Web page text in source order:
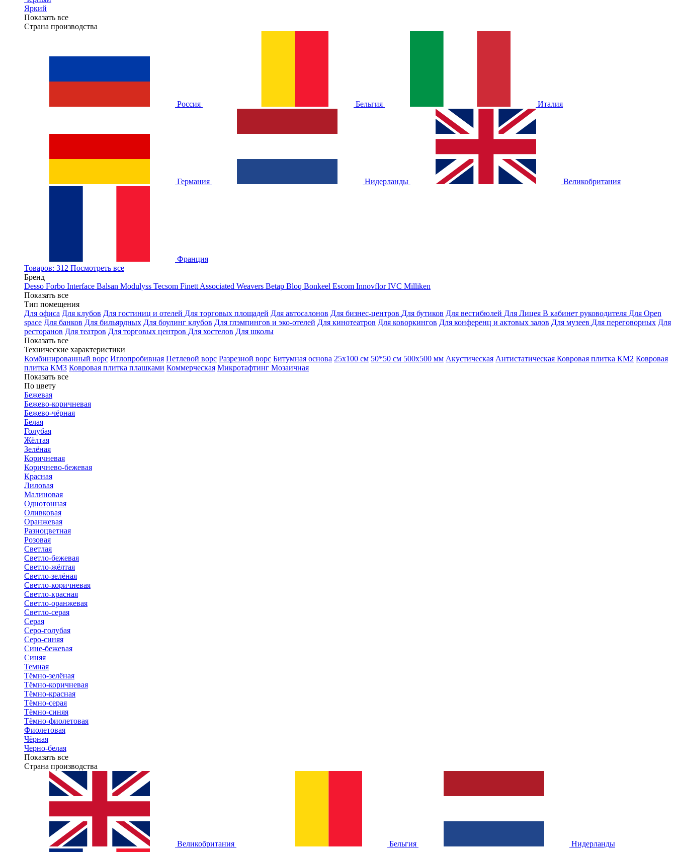
Яркий
Показать все
Страна производства
Россия Бельгия Италия
Германия Нидерланды Великобритания
Франция
Товаров: 312 Посмотреть все
Бренд
Desso Forbo Interface Balsan Modulyss Tecsom Finett Associated Weavers Betap Bloq Bonkeel Escom Innovflor IVC Milliken
Показать все
Тип помещения
Для офиса Для клубов Для гостиниц и отелей Для торговых площадей Для автосалонов Для бизнес-центров Для бутиков Для вестибюлей Для Лицея В кабинет руководителя Для Open
space Для банков Для бильярдных Для боулинг клубов Для глэмпингов и эко-отелей Для кинотеатров Для коворкингов Для конференц и актовых залов Для музеев Для переговорных Для
ресторанов Для театров Для торговых центров Для хостелов Для школы
Показать все
Технические характеристики
Комбинированный ворс Иглопробивная Петлевой ворс Разрезной ворс Битумная основа 25x100 см 50*50 см 500х500 мм Акустическая Антистатическая Ковровая плитка КМ2 Ковровая
плитка КМ3 Ковровая плитка плашками Коммерческая Микротафтинг Мозаичная
Показать все
По цвету
Бежевая
Бежево-коричневая
Бежево-чёрная
Белая
Голубая
Жёлтая
Зелёная
Коричневая
Коричнево-бежевая
Красная
Лиловая
Малиновая
Однотонная
Оливковая
Оранжевая
Разноцветная
Розовая
Светлая
Светло-бежевая
Светло-жёлтая
Светло-зелёная
Светло-коричневая
Светло-красная
Светло-оранжевая
Светло-серая
Серая
Серо-голубая
Серо-синяя
Сине-бежевая
Синяя
Темная
Тёмно-зелёная
Тёмно-коричневая
Тёмно-красная
Тёмно-серая
Тёмно-синяя
Тёмно-фиолетовая
Фиолетовая
Чёрная
Черно-белая
Показать все
Страна производства
Великобритания Бельгия Нидерланды